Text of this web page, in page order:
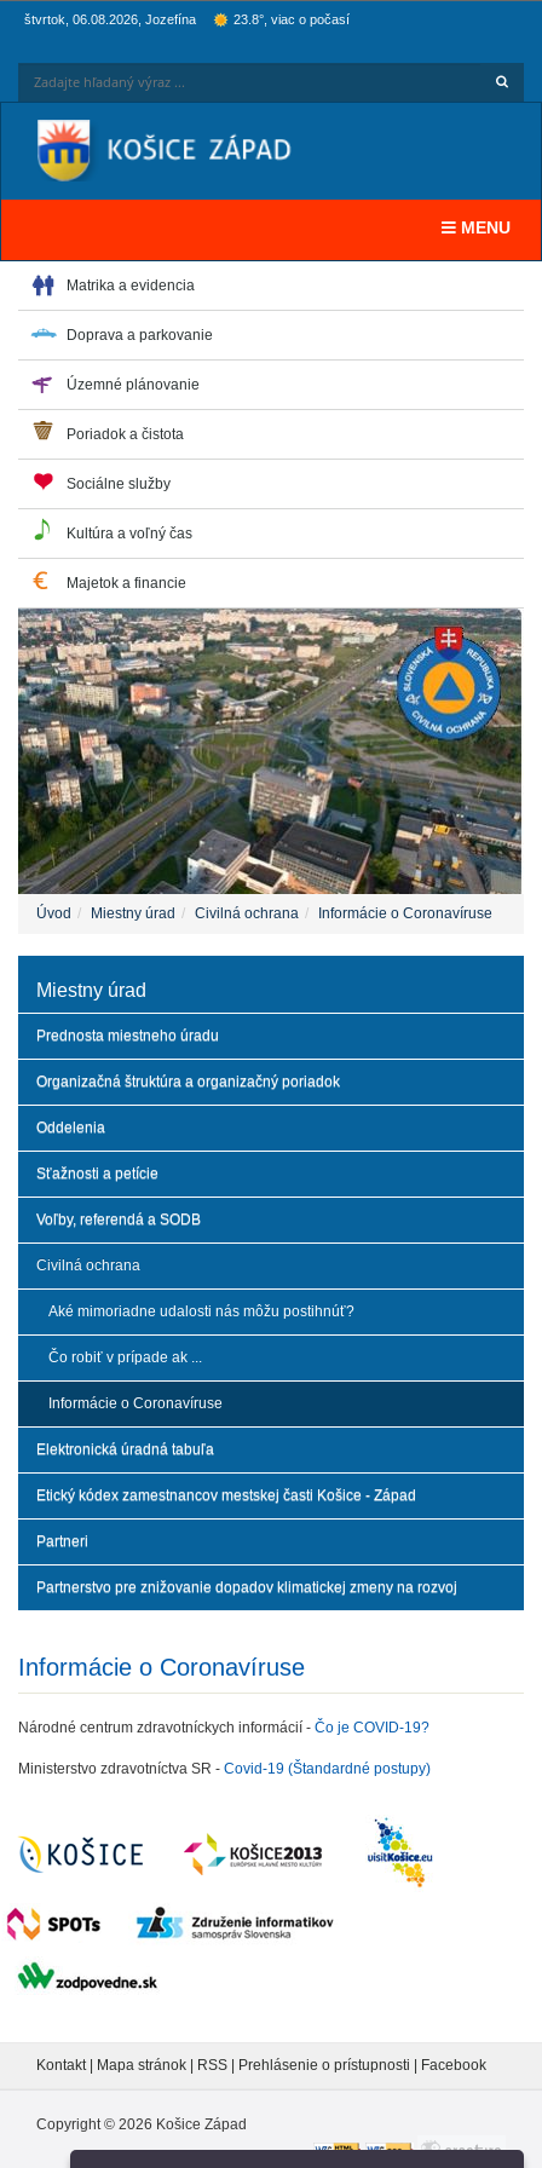
štvrtok, 06.08.2026, Jozefína 23.8°, viac o počasí
Toggle
MENU
Matrika a evidencia
Doprava a parkovanie
Územné plánovanie
Poriadok a čistota
Sociálne služby
Kultúra a voľný čas
Majetok a financie
Úvod Miestny úrad Civilná ochrana Informácie o Coronavíruse
Miestny úrad
Prednosta miestneho úradu
Organizačná štruktúra a organizačný poriadok
Oddelenia
Sťažnosti a petície
Voľby, referendá a SODB
Civilná ochrana
Aké mimoriadne udalosti nás môžu postihnúť?
Čo robiť v prípade ak ...
Informácie o Coronavíruse
Elektronická úradná tabuľa
Etický kódex zamestnancov mestskej časti Košice - Západ
Partneri
Partnerstvo pre znižovanie dopadov klimatickej zmeny na rozvoj
Informácie o Coronavíruse
Národné centrum zdravotníckych informácií - Čo je COVID-19?
Ministerstvo zdravotníctva SR - Covid-19 (Štandardné postupy)
Kontakt | Mapa stránok | RSS | Prehlásenie o prístupnosti | Facebook
Copyright © 2026 Košice Západ